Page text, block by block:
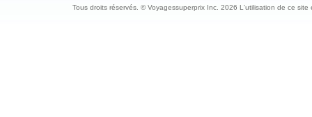
Tous droits réservés. © Voyagessuperprix Inc. 2026 L'utilisation de ce